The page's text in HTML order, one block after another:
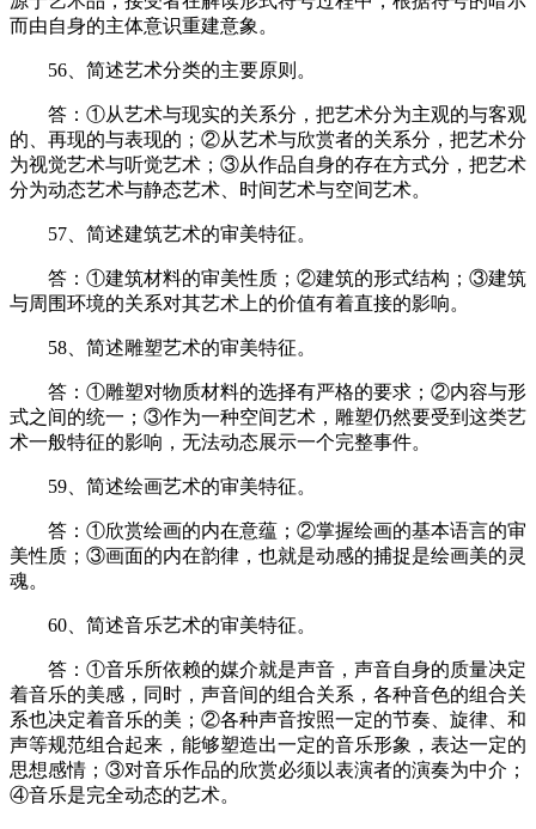
而由自身的主体意识重建意象。
56、简述艺术分类的主要原则。
答：①从艺术与现实的关系分，把艺术分为主观的与客观
的、再现的与表现的；②从艺术与欣赏者的关系分，把艺术分
为视觉艺术与听觉艺术；③从作品自身的存在方式分，把艺术
分为动态艺术与静态艺术、时间艺术与空间艺术。
57、简述建筑艺术的审美特征。
答：①建筑材料的审美性质；②建筑的形式结构；③建筑
与周围环境的关系对其艺术上的价值有着直接的影响。
58、简述雕塑艺术的审美特征。
答：①雕塑对物质材料的选择有严格的要求；②内容与形
式之间的统一；③作为一种空间艺术，雕塑仍然要受到这类艺
术一般特征的影响，无法动态展示一个完整事件。
59、简述绘画艺术的审美特征。
答：①欣赏绘画的内在意蕴；②掌握绘画的基本语言的审
美性质；③画面的内在韵律，也就是动感的捕捉是绘画美的灵
魂。
60、简述音乐艺术的审美特征。
答：①音乐所依赖的媒介就是声音，声音自身的质量决定
着音乐的美感，同时，声音间的组合关系，各种音色的组合关
系也决定着音乐的美；②各种声音按照一定的节奏、旋律、和
声等规范组合起来，能够塑造出一定的音乐形象，表达一定的
思想感情；③对音乐作品的欣赏必须以表演者的演奏为中介；
④音乐是完全动态的艺术。